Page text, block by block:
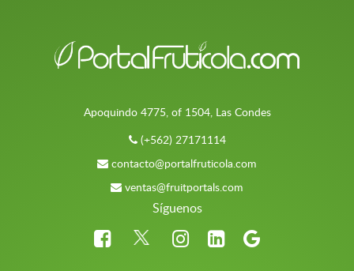
Apoquindo 4775, of 1504, Las Condes
(+562) 27171114
contacto@portalfruticola.com
ventas@fruitportals.com
Síguenos